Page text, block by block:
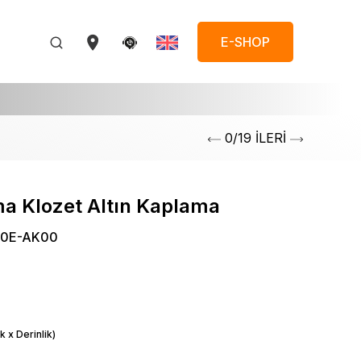
E-SHOP
0/19 İLERİ
Klozet Altın Kaplama
AK00
x Derinlik)